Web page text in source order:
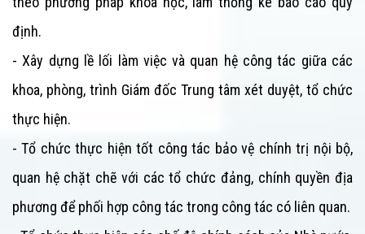
định.
- Xây dựng lề lối làm việc và quan hệ công tác giữa các
khoa, phòng, trình Giám đốc Trung tâm xét duyệt, tổ chức
thực hiện.
- Tổ chức thực hiện tốt công tác bảo vệ chính trị nội bộ,
quan hệ chặt chẽ với các tổ chức đảng, chính quyền địa
phương để phối hợp công tác trong công tác có liên quan.